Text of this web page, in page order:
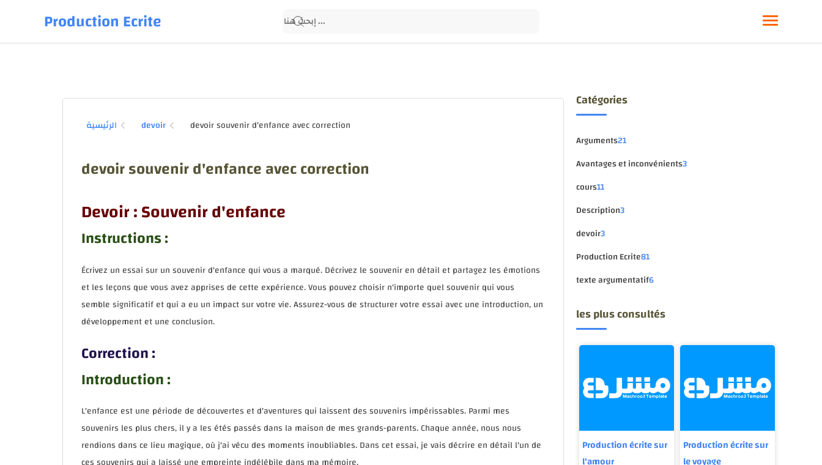
Production Ecrite
الرئيسية devoir
devoir souvenir d'enfance avec correction
Devoir : Souvenir d'enfance
Instructions :
Écrivez un essai sur un souvenir d'enfance qui vous a marqué. Décrivez le souvenir en détail et partagez les émotions
et les leçons que vous avez apprises de cette expérience. Vous pouvez choisir n'importe quel souvenir qui vous
semble significatif et qui a eu un impact sur votre vie. Assurez-vous de structurer votre essai avec une introduction, un
développement et une conclusion.
Correction :
Introduction :
L'enfance est une période de découvertes et d'aventures qui laissent des souvenirs impérissables. Parmi mes
souvenirs les plus chers, il y a les étés passés dans la maison de mes grands-parents. Chaque année, nous nous
rendions dans ce lieu magique, où j'ai vécu des moments inoubliables. Dans cet essai, je vais décrire en détail l'un de
Catégories
Arguments21
Avantages et inconvénients3
cours11
Description3
devoir3
Production Ecrite81
texte argumentatif6
les plus consultés
Production écrite sur
l'amour
Production écrite sur
le voyage